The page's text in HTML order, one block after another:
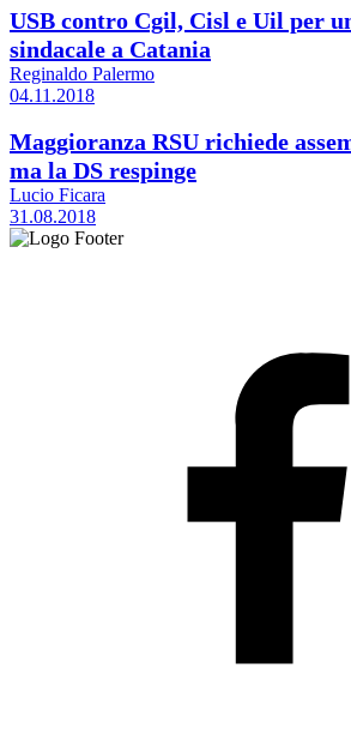
USB contro Cgil, Cisl e Uil per
sindacale a Catania
Reginaldo Palermo
04.11.2018
Maggioranza RSU richiede
ma la DS respinge
Lucio Ficara
31.08.2018